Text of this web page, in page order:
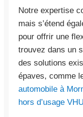
Notre expertise
mais s’étend
pour offrir une
trouvez dans un
des solutions
épaves, comme
automobile à
hors d’usage